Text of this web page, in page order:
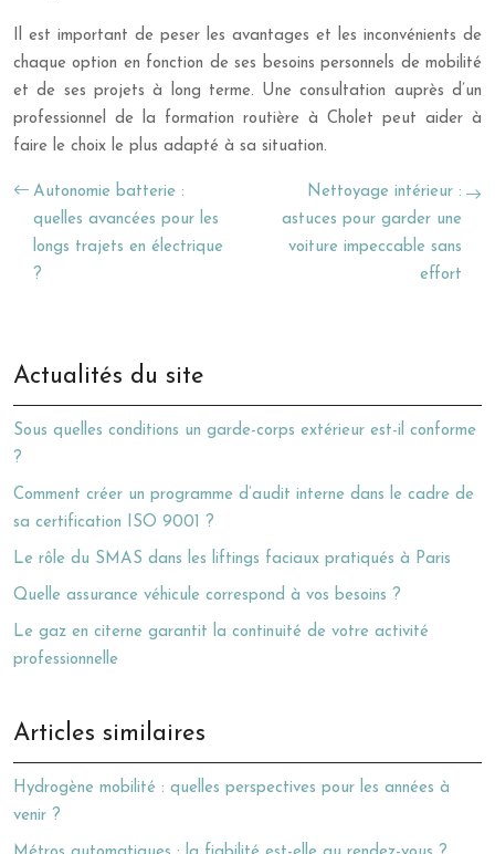
Il est important de peser les avantages et les inconvénients de
chaque option en fonction de ses besoins personnels de mobilité
et de ses projets à long terme. Une consultation auprès d’un
professionnel de la formation routière à Cholet peut aider à
faire le choix le plus adapté à sa situation.
Autonomie batterie :
quelles avancées pour les
longs trajets en électrique
?
Nettoyage intérieur :
astuces pour garder une
voiture impeccable sans
effort
Actualités du site
Sous quelles conditions un garde-corps extérieur est-il conforme
?
Comment créer un programme d’audit interne dans le cadre de
sa certification ISO 9001 ?
Le rôle du SMAS dans les liftings faciaux pratiqués à Paris
Quelle assurance véhicule correspond à vos besoins ?
Le gaz en citerne garantit la continuité de votre activité
professionnelle
Articles similaires
Hydrogène mobilité : quelles perspectives pour les années à
venir ?